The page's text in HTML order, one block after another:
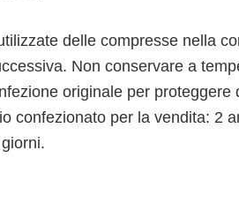
delle compresse nella
Non conservare a
originale per
confezionato per la vendita: 2